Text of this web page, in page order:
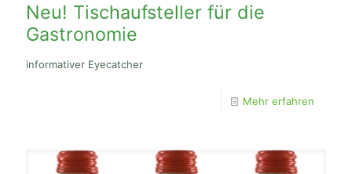
Neu! Tischaufsteller für die
Gastronomie
informativer Eyecatcher
Mehr erfahren